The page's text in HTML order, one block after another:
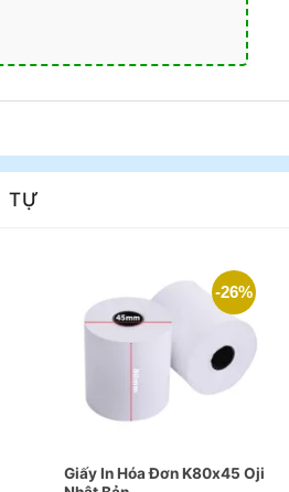
TỰ
-26%
Giấy In Hóa Đơn K80x45 Oji